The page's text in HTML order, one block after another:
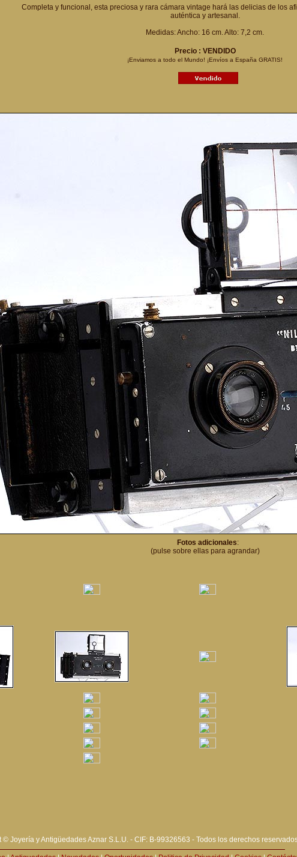
Completa y funcional, esta preciosa y rara cámara vintage hará las delicias de los
auténtica y artesanal.
Medidas: Ancho: 16 cm. Alto: 7,2 cm.
Precio : VENDIDO
¡Enviamos a todo el Mundo! ¡Envíos a España GRATIS!
Fotos adicionales:
(pulse sobre ellas para agrandar)
© Joyería y Antigüedades Aznar S.L.U. - CIF: B-99326563 - Todos los derechos